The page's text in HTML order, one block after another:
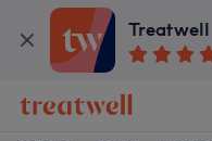
Treatwell